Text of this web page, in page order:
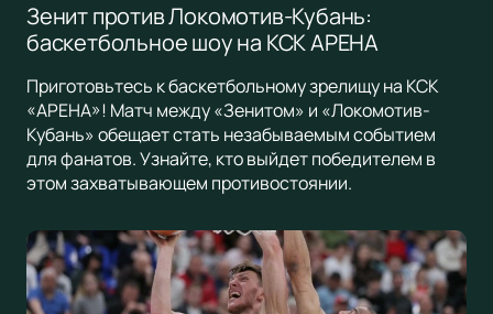
Зенит против Локомотив-Кубань:
баскетбольное шоу на КСК АРЕНА
Приготовьтесь к баскетбольному зрелищу на КСК
«АРЕНА»! Матч между «Зенитом» и «Локомотив-
Кубань» обещает стать незабываемым событием
для фанатов. Узнайте, кто выйдет победителем в
этом захватывающем противостоянии.